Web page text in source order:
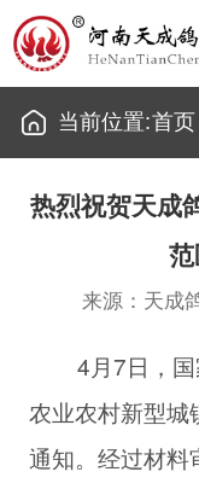
当前位置:首页
热烈祝贺天成
来源：天成
4月7日，国
农业农村新型城
通知。经过材料